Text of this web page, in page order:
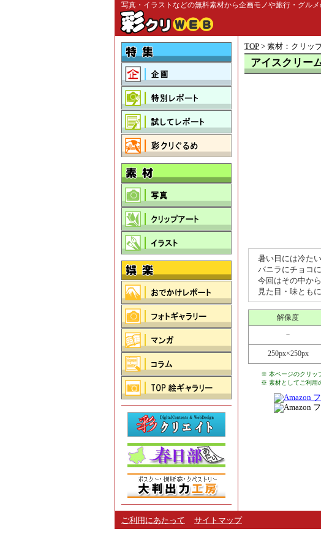
写真・イラストなどの無料素材から企画モノや旅行・グル
TOP > 素材：クリッ
アイスクリー
暑い日には冷た
バニラにチョコ
今回はその中か
見た目・味とも
解像度
－
250px×250px
※ 本ページのクリッ
※ 素材としてご利用
ご利用にあたって サイトマップ